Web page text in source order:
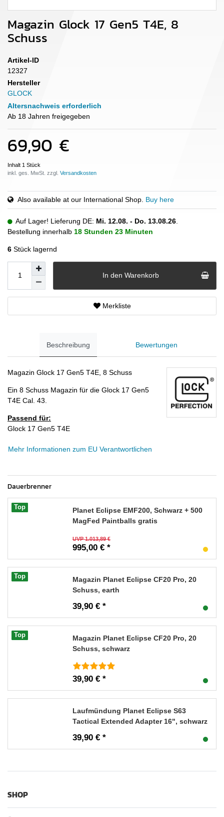
Magazin Glock 17 Gen5 T4E, 8
Schuss
Artikel-ID
12327
Hersteller
GLOCK
Altersnachweis erforderlich
Ab 18 Jahren freigegeben
69,90 €
Inhalt 1 Stück
inkl. ges. MwSt. zzgl.
Also available at our International Shop. Buy here
Auf Lager! Lieferung DE: Mi. 12.08. - Do. 13.08.26
Bestellung innerhalb 18 Stunden 23 Minuten
6 Stück lagernd
In den Warenkorb
Merkliste
Beschreibung Bewertungen
Magazin Glock 17 Gen5 T4E, 8 Schuss
Ein 8 Schuss Magazin für die Glock 17 Gen5
T4E Cal. 43.
Passend für:
Glock 17 Gen5 T4E
Mehr Informationen zum EU Verantwortlichen
Dauerbrenner
Top
Planet Eclipse EMF200, Schwarz + 500
MagFed Paintballs gratis
UVP 1.013,89 €
995,00 € *
Top
Magazin Planet Eclipse CF20 Pro, 20
Schuss, earth
39,90 € *
Top
Magazin Planet Eclipse CF20 Pro, 20
Schuss, schwarz
39,90 € *
Laufmündung Planet Eclipse S63
Tactical Extended Adapter 16", schwarz
39,90 € *
SHOP